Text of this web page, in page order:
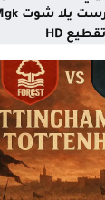
تقطيع HD